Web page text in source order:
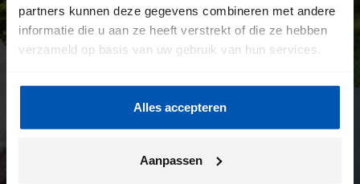
partners kunnen deze gegevens combineren met andere
informatie die u aan ze heeft verstrekt of die ze hebben
verzameld op basis van uw gebruik van hun services.
Alles accepteren
Aanpassen